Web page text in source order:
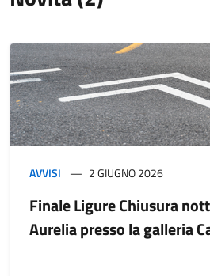
AVVISI 2 GIUGNO 2026
Finale Ligure Chiusura
Aurelia presso la galleria